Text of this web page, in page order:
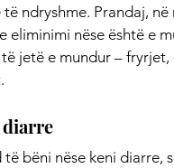
ndryshme. Prandaj,
eliminimi nëse është e
jetë e mundur –
diarre
bëni nëse keni diarre,